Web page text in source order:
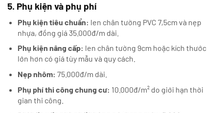
5. Phụ kiện và phụ phí
Phụ kiện tiêu chuẩn: len chân tường PVC 7,5cm và nẹp
nhựa, đồng giá 35.000đ/m dài.
Phụ kiện nâng cấp: len chân tường 9cm hoặc kích thước
lớn hơn có giá tùy mẫu và quy cách.
Nẹp nhôm: 75.000đ/m dài.
Phụ phí thi công chung cư: 10.000đ/m² do giới hạn thời
gian thi công.